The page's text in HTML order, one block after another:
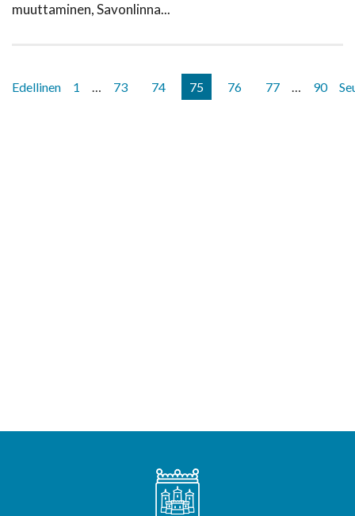
muuttaminen, Savonlinna...
Edellinen 1 … 73 74 75 76 77 … 90